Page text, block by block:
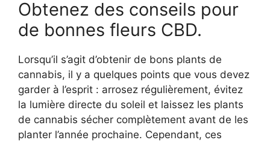
Obtenez des conseils pour
de bonnes fleurs CBD.
Lorsqu’il s’agit d’obtenir de bons plants de
cannabis, il y a quelques points que vous devez
garder à l’esprit : arrosez régulièrement, évitez
la lumière directe du soleil et laissez les plants
de cannabis sécher complètement avant de les
planter l’année prochaine. Cependant, ces